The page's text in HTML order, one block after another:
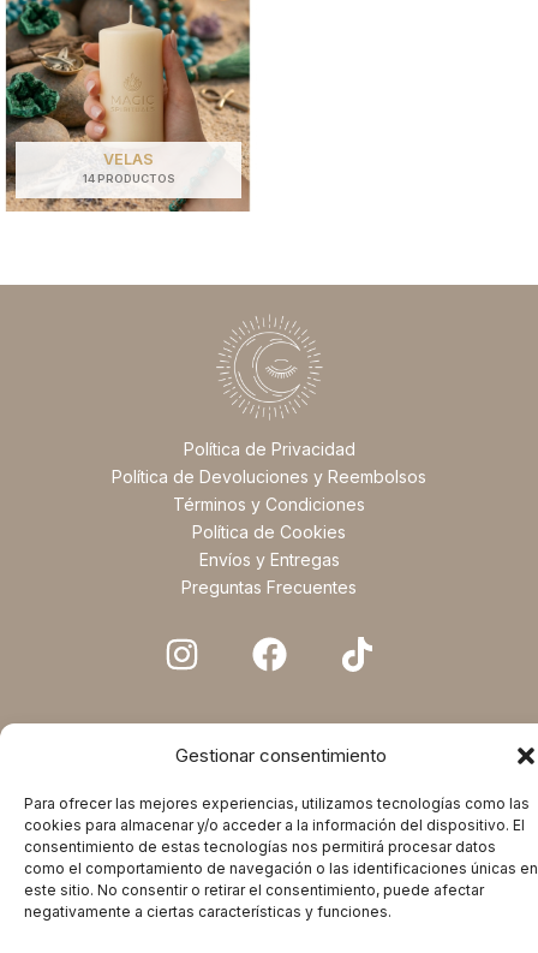
Gestionar consentimiento
Para ofrecer las mejores experiencias, utilizamos tecnologías como las
cookies para almacenar y/o acceder a la información del dispositivo. El
consentimiento de estas tecnologías nos permitirá procesar datos
como el comportamiento de navegación o las identificaciones únicas en
este sitio. No consentir o retirar el consentimiento, puede afectar
negativamente a ciertas características y funciones.
VELAS
14 PRODUCTOS
Política de Privacidad
Política de Devoluciones y Reembolsos
Términos y Condiciones
Política de Cookies
Envíos y Entregas
Preguntas Frecuentes
Copyright © 2025 Magic Spirituals. Powered by Magic
Spirituals.